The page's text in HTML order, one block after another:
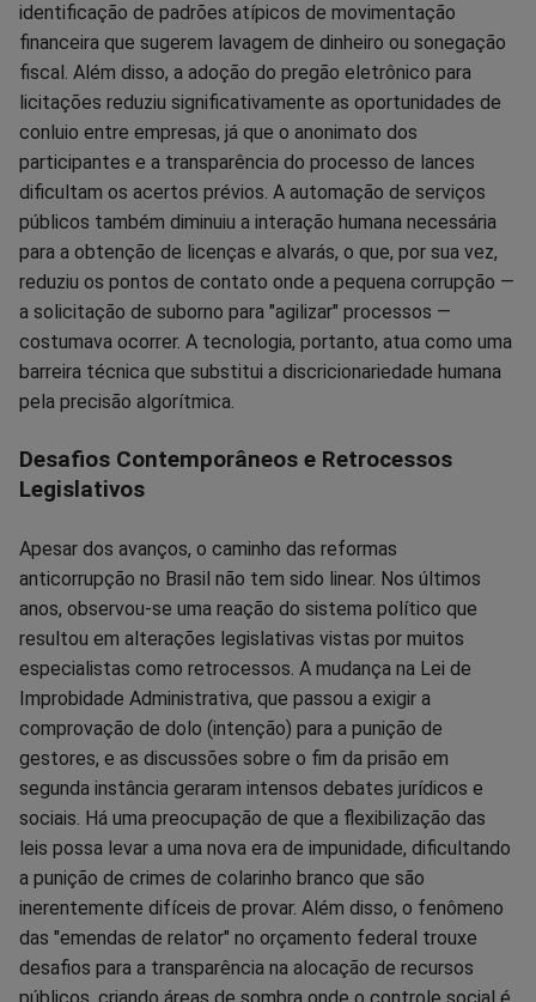
identificação de padrões atípicos de movimentação
financeira que sugerem lavagem de dinheiro ou sonegação
fiscal. Além disso, a adoção do pregão eletrônico para
licitações reduziu significativamente as oportunidades de
conluio entre empresas, já que o anonimato dos
participantes e a transparência do processo de lances
dificultam os acertos prévios. A automação de serviços
públicos também diminuiu a interação humana necessária
para a obtenção de licenças e alvarás, o que, por sua vez,
reduziu os pontos de contato onde a pequena corrupção —
a solicitação de suborno para "agilizar" processos —
costumava ocorrer. A tecnologia, portanto, atua como uma
barreira técnica que substitui a discricionariedade humana
pela precisão algorítmica.
Desafios Contemporâneos e Retrocessos
Legislativos
Apesar dos avanços, o caminho das reformas
anticorrupção no Brasil não tem sido linear. Nos últimos
anos, observou-se uma reação do sistema político que
resultou em alterações legislativas vistas por muitos
especialistas como retrocessos. A mudança na Lei de
Improbidade Administrativa, que passou a exigir a
comprovação de dolo (intenção) para a punição de
gestores, e as discussões sobre o fim da prisão em
segunda instância geraram intensos debates jurídicos e
sociais. Há uma preocupação de que a flexibilização das
leis possa levar a uma nova era de impunidade, dificultando
a punição de crimes de colarinho branco que são
inerentemente difíceis de provar. Além disso, o fenômeno
das "emendas de relator" no orçamento federal trouxe
desafios para a transparência na alocação de recursos